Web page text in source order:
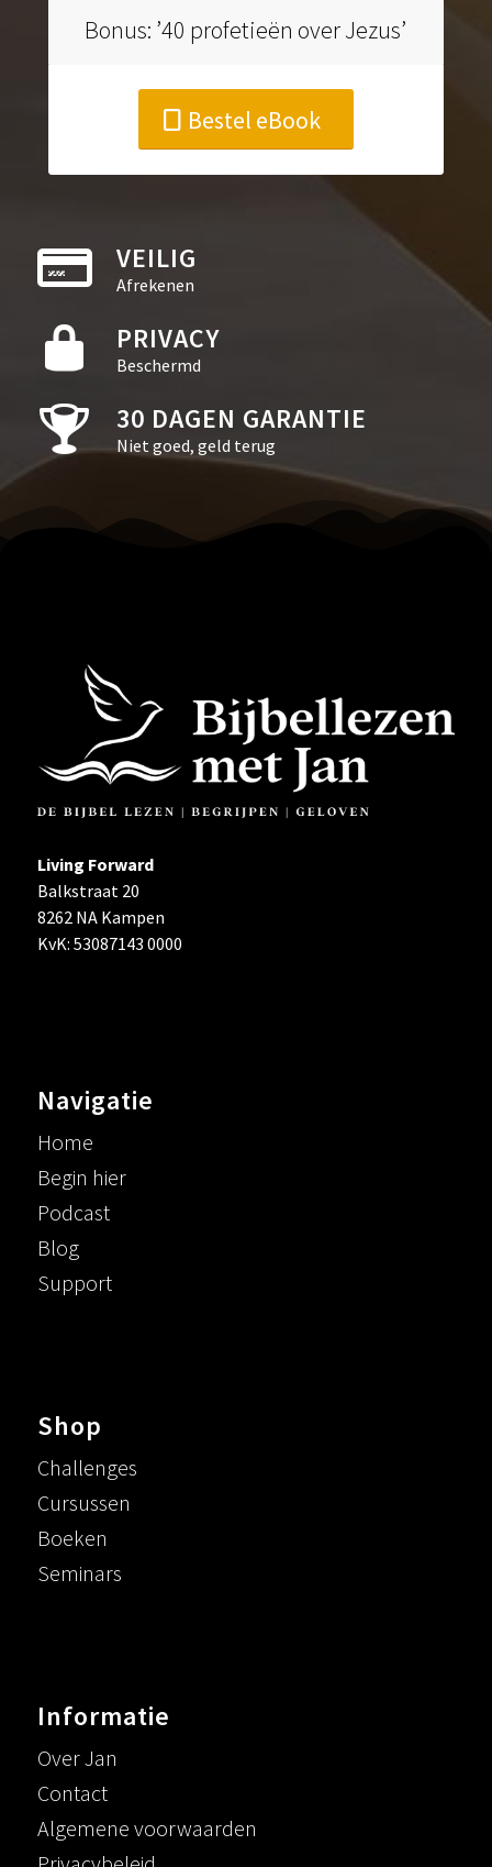
Bonus: ’40 profetieën over Jezus’
Bestel eBook
VEILIG
Afrekenen
PRIVACY
Beschermd
30 DAGEN GARANTIE
Niet goed, geld terug
Living Forward
Balkstraat 20
8262 NA Kampen
KvK: 53087143 0000
Navigatie
Home
Begin hier
Podcast
Blog
Support
Shop
Challenges
Cursussen
Boeken
Seminars
Informatie
Over Jan
Contact
Algemene voorwaarden